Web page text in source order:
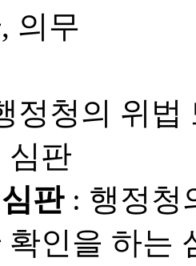
정청의 위법
심판
판: 행정청
확인을 하는